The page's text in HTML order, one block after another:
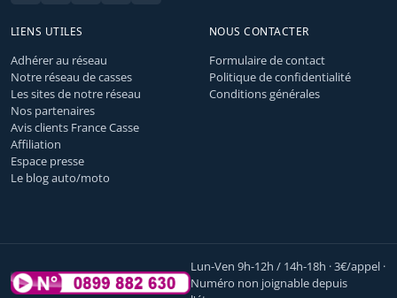
LIENS UTILES
Adhérer au réseau
Notre réseau de casses
Les sites de notre réseau
Nos partenaires
Avis clients France Casse
Affiliation
Espace presse
Le blog auto/moto
NOUS CONTACTER
Formulaire de contact
Politique de confidentialité
Conditions générales
Lun-Ven 9h-12h / 14h-18h · 3€/appel ·
Numéro non joignable depuis